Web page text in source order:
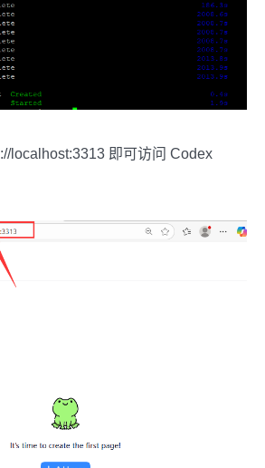
localhost:3313 即可访问 Codex